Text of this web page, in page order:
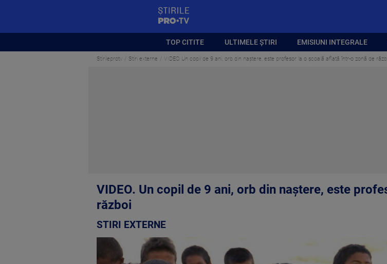
TOP CITITE ULTIMELE ȘTIRI EMISIUNI INTEGRALE
Stirileprotv Stiri externe VIDEO. Un copil de 9 ani, orb din naștere, este profesor la o școală aflată într-o zonă de
VIDEO. Un copil de 9 ani, orb din naștere, este
război
STIRI EXTERNE